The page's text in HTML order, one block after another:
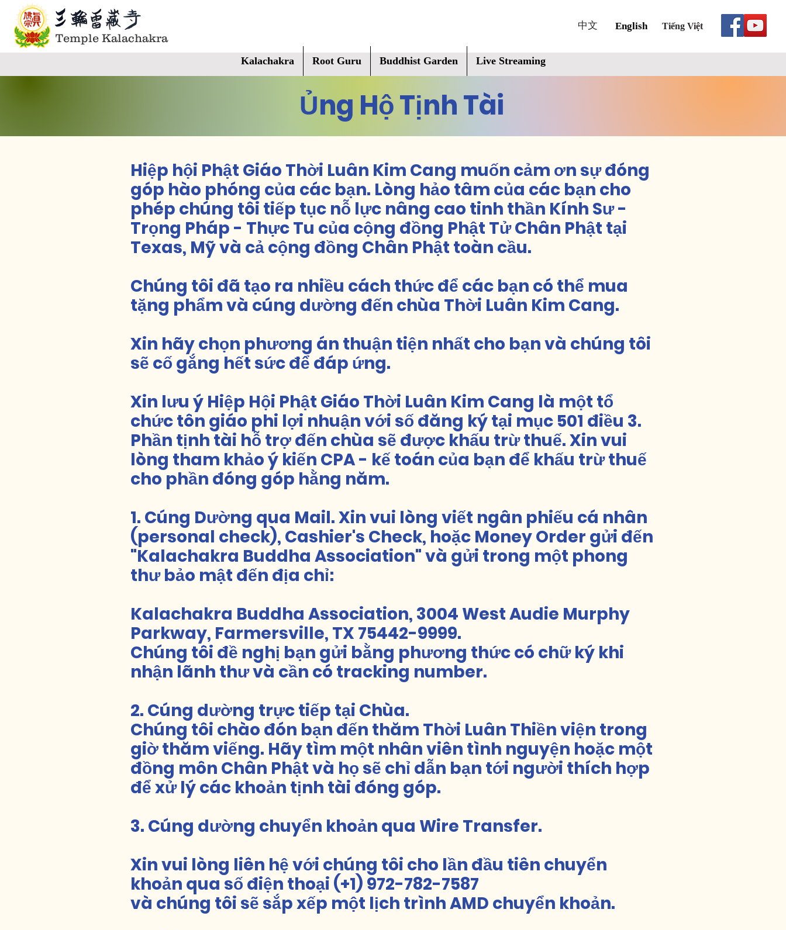
Temple Kalachakra
中文 English Tiếng Việt
Kalachakra Root Guru Buddhist Garden Live Streaming
Ủng Hộ Tịnh Tài
Hiệp hội Phật Giáo Thời Luân Kim Cang muốn cảm ơn sự đóng
góp hào phóng của các bạn. Lòng hảo tâm của các bạn cho
phép chúng tôi tiếp tục nỗ lực nâng cao tinh thần Kính Sư -
Trọng Pháp - Thực Tu của cộng đồng Phật Tử Chân Phật tại
Texas, Mỹ và cả cộng đồng Chân Phật toàn cầu.
Chúng tôi đã tạo ra nhiều cách thức để các bạn có thể mua
tặng phẩm và cúng dường đến chùa Thời Luân Kim Cang.
Xin hãy chọn phương án thuận tiện nhất cho bạn và chúng tôi
sẽ cố gắng hết sức để đáp ứng.
Xin lưu ý Hiệp Hội Phật Giáo Thời Luân Kim Cang là một tổ
chức tôn giáo phi lợi nhuận với số đăng ký tại mục 501 điều 3.
Phần tịnh tài hỗ trợ đến chùa sẽ được khấu trừ thuế. Xin vui
lòng tham khảo ý kiến ​​CPA - kế toán của bạn để khấu trừ thuế
cho phần đóng góp hằng năm.
1. Cúng Dường qua Mail. Xin vui lòng viết ngân phiếu cá nhân
(personal check), Cashier's Check, hoặc Money Order gửi đến
"Kalachakra Buddha Association" và gửi trong một phong
thư bảo mật đến địa chỉ:
Kalachakra Buddha Association, 3004 West Audie Murphy
Parkway, Farmersville, TX 75442-9999.
Chúng tôi đề nghị bạn gửi bằng phương thức có chữ ký khi
nhận lãnh thư và cần có tracking number.
2. Cúng dường trực tiếp tại Chùa.
Chúng tôi chào đón bạn đến thăm Thời Luân Thiền viện trong
giờ thăm viếng. Hãy tìm một nhân viên tình nguyện hoặc một
đồng môn Chân Phật và họ sẽ chỉ dẫn bạn tới người thích hợp
để xử lý các khoản tịnh tài đóng góp.
3. Cúng dường chuyển khoản qua Wire Transfer.
Xin vui lòng liên hệ với chúng tôi cho lần đầu tiên chuyển
khoản qua số điện thoại (+1) 972-782-7587
và chúng tôi sẽ sắp xếp một lịch trình AMD chuyển khoản.